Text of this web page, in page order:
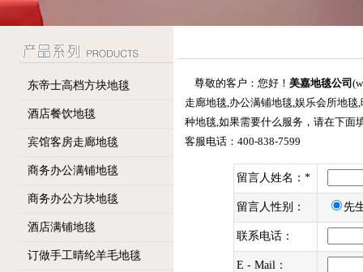
东帝士高档方块地毯
酒店餐饮地毯
宾馆客房走廊地毯
商务办公满铺地毯
商务办公方块地毯
酒店满铺地毯
订做手工晴纶羊毛地毯
尊敬的客户：您好！ 美嘉地毯公司
走廊地毯,办公满铺地毯,娱乐会所地
种地毯,如果需要什么服务，请在下面
客服电话：400-838-7599
留言人姓名：*
留言人性别： 先
联系电话：
E - Mail：